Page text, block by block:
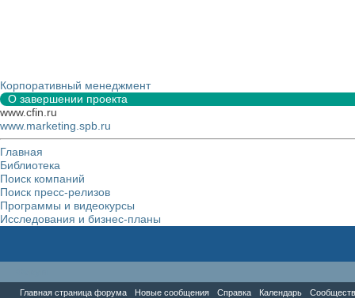
Корпоративный менеджмент
О завершении проекта
www.cfin.ru
www.marketing.spb.ru
Главная
Библиотека
Поиск компаний
Поиск пресс-релизов
Программы и видеокурсы
Исследования и бизнес-планы
Главная страница форума Новые сообщения Справка Календарь